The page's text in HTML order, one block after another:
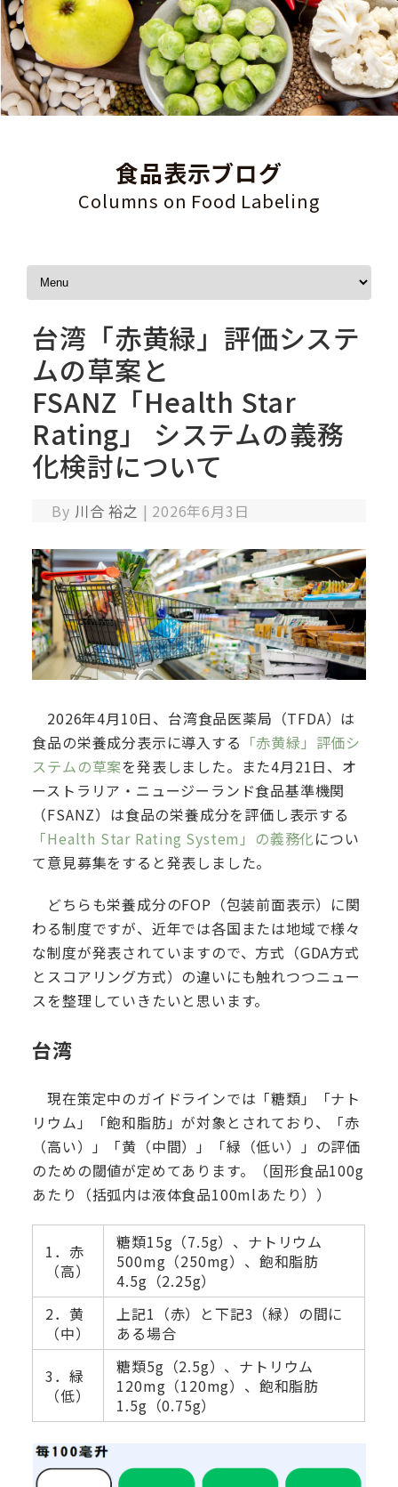
食品表示ブログ
Columns on Food Labeling
台湾「赤黄緑」評価システ
ムの草案と
FSANZ「Health Star
Rating」 システムの義務
化検討について
By 川合 裕之 | 2026年6月3日
2026年4月10日、台湾食品医薬局（TFDA）は
食品の栄養成分表示に導入する 「赤黄緑」評価シ
ステムの草案を発表しました。また4月21日、オ
ーストラリア・ニュージーランド食品基準機関
（FSANZ）は食品の栄養成分を評価し表示する
「Health Star Rating System」の義務化につい
て意見募集をすると発表しました。
どちらも栄養成分のFOP（包装前面表示）に関
わる制度ですが、近年では各国または地域で様々
な制度が発表されていますので、方式（GDA方式
とスコアリング方式）の違いにも触れつつニュー
スを整理していきたいと思います。
台湾
現在策定中のガイドラインでは「糖類」「ナト
リウム」「飽和脂肪」が対象とされており、「赤
（高い）」「黄（中間）」「緑（低い）」の評価
のための閾値が定めてあります。（固形食品100g
あたり（括弧内は液体食品100mlあたり））
1．赤
（高）
糖類15g（7.5g）、ナトリウム
500mg（250mg）、飽和脂肪
4.5g（2.25g）
2．黄
（中）
上記1（赤）と下記3（緑）の間に
ある場合
3．緑
（低）
糖類5g（2.5g）、ナトリウム
120mg（120mg）、飽和脂肪
1.5g（0.75g）